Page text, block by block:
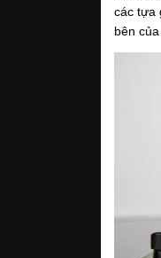
các tựa
bên của